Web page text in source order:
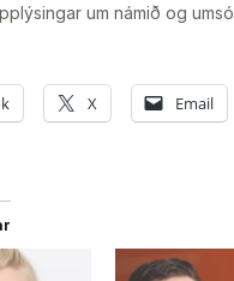
um námið og
X Email